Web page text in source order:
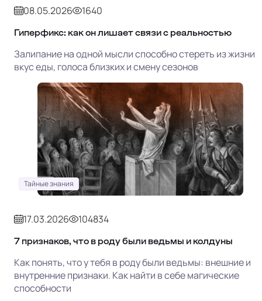
08.05.2026 1640
Гиперфикс: как он лишает связи с реальностью
Залипание на одной мысли способно стереть из жизни
вкус еды, голоса близких и смену сезонов
Тайные знания
17.03.2026 104834
7 признаков, что в роду были ведьмы и колдуны
Как понять, что у тебя в роду были ведьмы: внешние и
внутренние признаки. Как найти в себе магические
способности